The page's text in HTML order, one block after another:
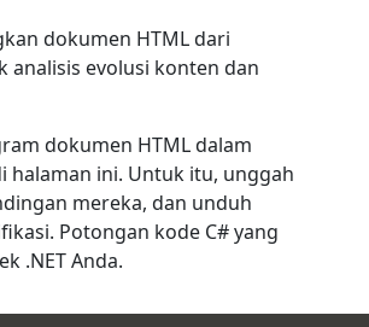
dokumen HTML dari
analisis evolusi konten dan
dokumen HTML dalam
ini. Untuk itu, unggah
mereka, dan unduh
Potongan kode C# yang
.NET Anda.